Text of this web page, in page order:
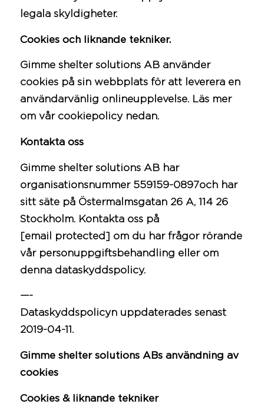
legala skyldigheter.
Cookies och liknande tekniker.
Gimme shelter solutions AB använder
cookies på sin webbplats för att leverera en
användarvänlig onlineupplevelse. Läs mer
om vår cookiepolicy nedan.
Kontakta oss
Gimme shelter solutions AB har
organisationsnummer 559159-0897och har
sitt säte på Östermalmsgatan 26 A, 114 26
Stockholm. Kontakta oss på
[email protected] om du har frågor rörande
vår personuppgiftsbehandling eller om
denna dataskyddspolicy.
—-
Dataskyddspolicyn uppdaterades senast
2019-04-11.
Gimme shelter solutions ABs användning av
cookies
Cookies & liknande tekniker